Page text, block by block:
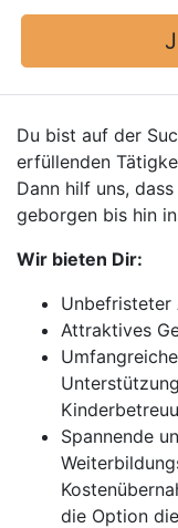
Du bist auf der
erfüllenden
Dann hilf uns,
geborgen bis hin
Wir bieten Dir:
Attraktives
Spannende
die Option